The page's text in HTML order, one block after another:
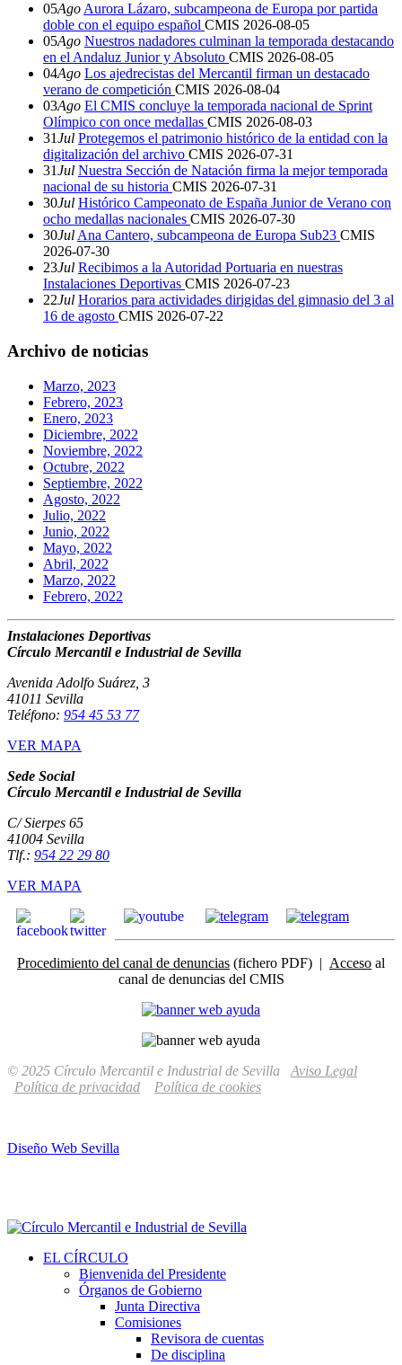
05Ago Aurora Lázaro, subcampeona de Europa por partida
doble con el equipo español CMIS 2026-08-05
05Ago Nuestros nadadores culminan la temporada destacando
en el Andaluz Junior y Absoluto CMIS 2026-08-05
04Ago Los ajedrecistas del Mercantil firman un destacado
verano de competición CMIS 2026-08-04
03Ago El CMIS concluye la temporada nacional de Sprint
Olímpico con once medallas CMIS 2026-08-03
31Jul Protegemos el patrimonio histórico de la entidad con la
digitalización del archivo CMIS 2026-07-31
31Jul Nuestra Sección de Natación firma la mejor temporada
nacional de su historia CMIS 2026-07-31
30Jul Histórico Campeonato de España Junior de Verano con
ocho medallas nacionales CMIS 2026-07-30
30Jul Ana Cantero, subcampeona de Europa Sub23 CMIS
2026-07-30
23Jul Recibimos a la Autoridad Portuaria en nuestras
Instalaciones Deportivas CMIS 2026-07-23
22Jul Horarios para actividades dirigidas del gimnasio del 3 al
16 de agosto CMIS 2026-07-22
Archivo de noticias
Marzo, 2023
Febrero, 2023
Enero, 2023
Diciembre, 2022
Noviembre, 2022
Octubre, 2022
Septiembre, 2022
Agosto, 2022
Julio, 2022
Junio, 2022
Mayo, 2022
Abril, 2022
Marzo, 2022
Febrero, 2022
Instalaciones Deportivas
Círculo Mercantil e Industrial de Sevilla
Avenida Adolfo Suárez, 3
41011 Sevilla
Teléfono: 954 45 53 77
VER MAPA
Sede Social
Círculo Mercantil e Industrial de Sevilla
C/ Sierpes 65
41004 Sevilla
Tlf.: 954 22 29 80
VER MAPA
Procedimiento del canal de denuncias (fichero PDF) | Acceso al
canal de denuncias del CMIS
© 2025 Círculo Mercantil e Industrial de Sevilla Aviso Legal
Política de privacidad
Política de cookies
Diseño Web Sevilla
EL CÍRCULO
Bienvenida del Presidente
Órganos de Gobierno
Junta Directiva
Comisiones
Revisora de cuentas
De disciplina